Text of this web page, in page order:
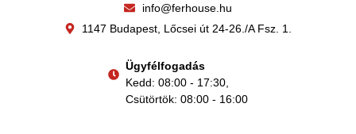
info@ferhouse.hu
1147 Budapest, Lőcsei út 24-26./A Fsz. 1.
Ügyfélfogadás
Kedd: 08:00 - 17:30,
Csütörtök: 08:00 - 16:00